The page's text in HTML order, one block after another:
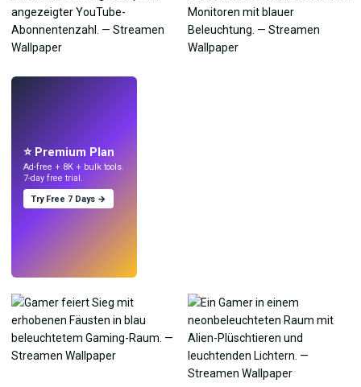
⭐ Premium Plan
Ad-free + 8K + bulk tools.
7-day free trial.
Try Free 7 Days →